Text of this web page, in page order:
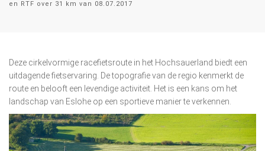
en RTF over 31 km van 08.07.2017
Deze cirkelvormige racefietsroute in het Hochsauerland biedt een
uitdagende fietservaring. De topografie van de regio kenmerkt de
route en belooft een levendige activiteit. Het is een kans om het
landschap van Eslohe op een sportieve manier te verkennen.